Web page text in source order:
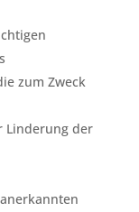
zum Zweck
Linderung der